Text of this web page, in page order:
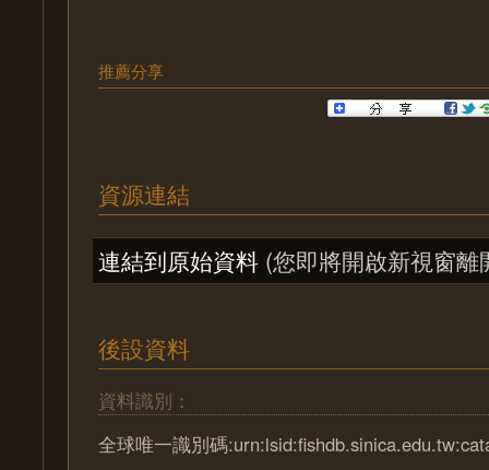
推薦分享
資源連結
連結到原始資料 (您即將開啟新視窗離
後設資料
資料識別：
全球唯一識別碼